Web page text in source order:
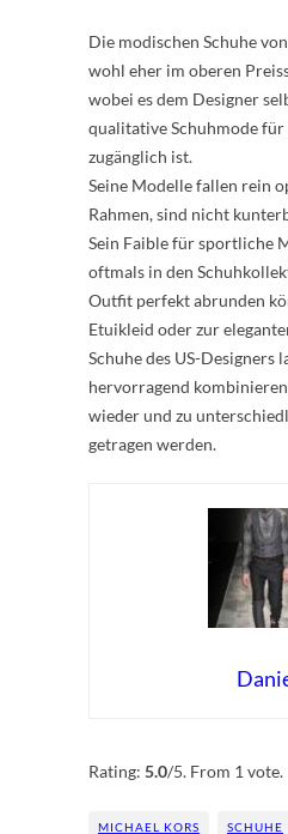
Die modischen Schuhe
wohl eher im oberen
wobei es dem Designer
qualitative Schuhmode für
zugänglich ist.
Seine Modelle fallen rein
Rahmen, sind nicht
Sein Faible für sportliche
oftmals in den
Outfit perfekt abrunden
Etuikleid oder zur
Schuhe des US-Designers
hervorragend
wieder und zu
getragen werden.
Rating: 5.0/5. From 1 vote.
MICHAEL KORS SCHUHE